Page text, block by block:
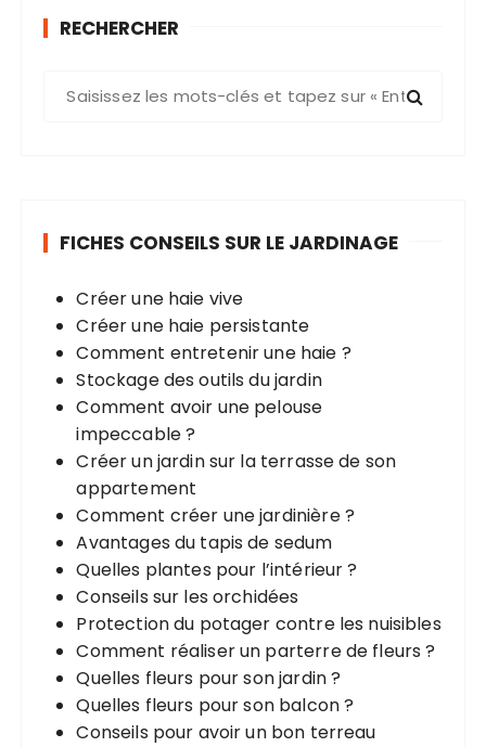
RECHERCHER
FICHES CONSEILS SUR LE JARDINAGE
Créer une haie vive
Créer une haie persistante
Comment entretenir une haie ?
Stockage des outils du jardin
Comment avoir une pelouse
impeccable ?
Créer un jardin sur la terrasse de son
appartement
Comment créer une jardinière ?
Avantages du tapis de sedum
Quelles plantes pour l’intérieur ?
Conseils sur les orchidées
Protection du potager contre les nuisibles
Comment réaliser un parterre de fleurs ?
Quelles fleurs pour son jardin ?
Quelles fleurs pour son balcon ?
Conseils pour avoir un bon terreau